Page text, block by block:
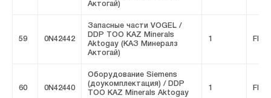
Актогай)
59 0N42442
Запасные части VOGEL /
DDP ТОО KAZ Minerals
Aktogay (КАЗ Минералз
Актогай)
1 FIVE
60 0N42440
Оборудование Siemens
(доукомплектация) / DDP
ТОО KAZ Minerals Aktogay
1 FIVE